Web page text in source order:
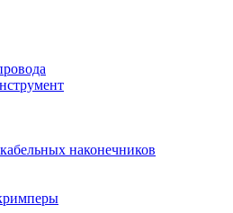
наконечников